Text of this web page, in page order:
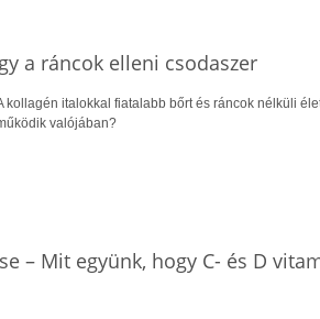
a ráncok elleni csodaszer
kollagén italokkal fiatalabb bőrt és ráncok nélküli
valójában?
– Mit együnk, hogy C- és D